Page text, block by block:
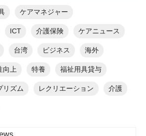
ケアマネジャー
ICT 介護保険 ケアニュース
台湾 ビジネス 海外
向上 特養 福祉用具貸与
リズム レクリエーション 介護